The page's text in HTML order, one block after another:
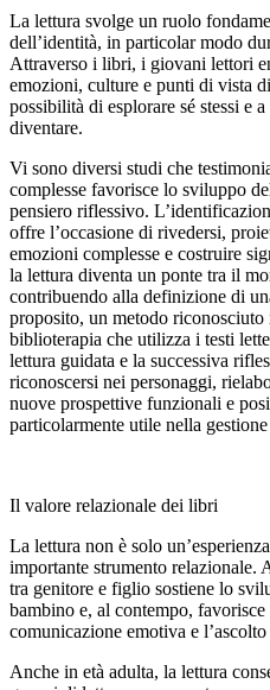
La lettura svolge un ruolo
dell’identità, in particolar modo
Attraverso i libri, i giovani lettori
emozioni, culture e punti di vista
possibilità di esplorare sé stessi e
diventare.
Vi sono diversi studi che
complesse favorisce lo sviluppo
pensiero riflessivo.
offre l’occasione di rivedersi,
emozioni complesse e costruire
la lettura diventa un ponte tra il
contribuendo alla definizione di
proposito, un metodo
biblioterapia che utilizza i testi
lettura guidata e la successiva
riconoscersi nei personaggi,
nuove prospettive funzionali e
particolarmente utile nella
Il valore relazionale dei libri
La lettura non è solo
importante strumento relazionale.
tra genitore e figlio sostiene lo
bambino e, al contempo,
comunicazione emotiva e
Anche in età adulta, la lettura